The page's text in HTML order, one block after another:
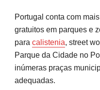
Portugal conta com
gratuitos em parques e
para calistenia, street
Parque da Cidade no
inúmeras praças
adequadas.